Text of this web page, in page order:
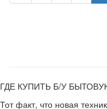
ГДЕ КУПИТЬ Б/У
Тот факт, что новая